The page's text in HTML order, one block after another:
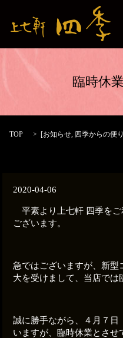
臨時休
TOP [お知らせ 四季からの便
2020-04-06
平素より上七軒 四季をご
ございます。
急ではございますが、新型
大を受けまして、当店では
誠に勝手ながら、４月７日
いますが、臨時休業とさせ